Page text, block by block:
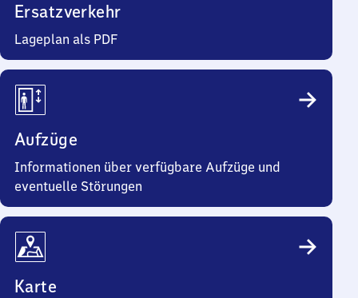
Ersatzverkehr
Lageplan als PDF
Aufzüge
Informationen über verfügbare Aufzüge und
eventuelle Störungen
Karte